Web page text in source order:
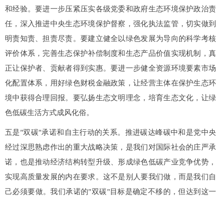
和经验。要进一步压紧压实各级党委和政府生态环境保护政治责
任，深入推进中央生态环境保护督察，强化执法监管，切实做到
明责知责、担责尽责。要建立健全以绿色发展为导向的科学考核
评价体系，完善生态保护补偿制度和生态产品价值实现机制，真
正让保护者、贡献者得到实惠。要进一步健全资源环境要素市场
化配置体系，用好绿色财税金融政策，让经营主体在保护生态环
境中获得合理回报。要弘扬生态文明理念，培育生态文化，让绿
色低碳生活方式成风化俗。
五是"双碳"承诺和自主行动的关系。推进碳达峰碳中和是党中央
经过深思熟虑作出的重大战略决策，是我们对国际社会的庄严承
诺，也是推动经济结构转型升级、形成绿色低碳产业竞争优势，
实现高质量发展的内在要求。这不是别人要我们做，而是我们自
己必须要做。我们承诺的"双碳"目标是确定不移的，但达到这一